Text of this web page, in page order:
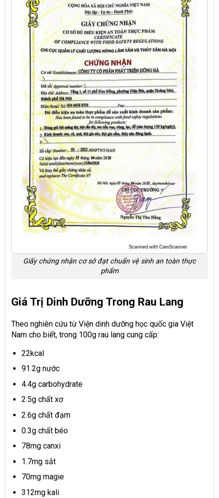
Giấy chứng nhận cơ sở đạt chuẩn vệ sinh an toàn thực
phẩm
Giá Trị Dinh Dưỡng Trong Rau Lang
Theo nghiên cứu từ Viện dinh dưỡng học quốc gia Việt
Nam cho biết, trong 100g rau lang cung cấp:
22kcal
91.2g nước
4.4g carbohydrate
2.5g chất xơ
2.6g chất đạm
0.3g chất béo
78mg canxi
1.7mg sắt
70mg magie
312mg kali